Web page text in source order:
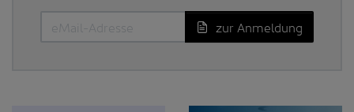
zur Anmeldung